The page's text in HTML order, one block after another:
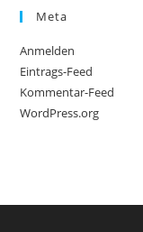
Meta
Anmelden
Eintrags-Feed
Kommentar-Feed
WordPress.org